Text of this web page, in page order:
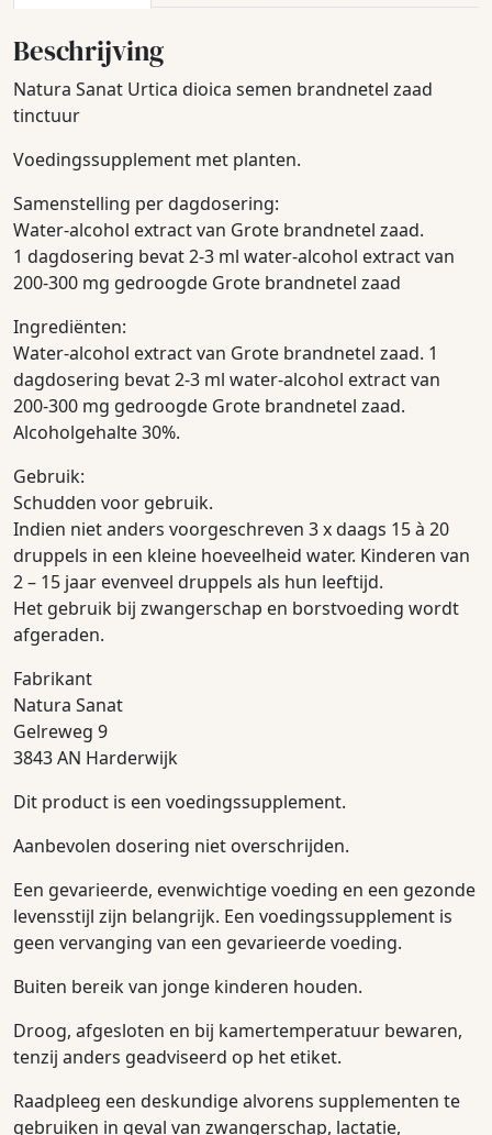
Beschrijving
Natura Sanat Urtica dioica semen brandnetel zaad
tinctuur
Voedingssupplement met planten.
Samenstelling per dagdosering:
Water-alcohol extract van Grote brandnetel zaad.
1 dagdosering bevat 2-3 ml water-alcohol extract van
200-300 mg gedroogde Grote brandnetel zaad
Ingrediënten:
Water-alcohol extract van Grote brandnetel zaad. 1
dagdosering bevat 2-3 ml water-alcohol extract van
200-300 mg gedroogde Grote brandnetel zaad.
Alcoholgehalte 30%.
Gebruik:
Schudden voor gebruik.
Indien niet anders voorgeschreven 3 x daags 15 à 20
druppels in een kleine hoeveelheid water. Kinderen van
2 – 15 jaar evenveel druppels als hun leeftijd.
Het gebruik bij zwangerschap en borstvoeding wordt
afgeraden.
Fabrikant
Natura Sanat
Gelreweg 9
3843 AN Harderwijk
Dit product is een voedingssupplement.
Aanbevolen dosering niet overschrijden.
Een gevarieerde, evenwichtige voeding en een gezonde
levensstijl zijn belangrijk. Een voedingssupplement is
geen vervanging van een gevarieerde voeding.
Buiten bereik van jonge kinderen houden.
Droog, afgesloten en bij kamertemperatuur bewaren,
tenzij anders geadviseerd op het etiket.
Raadpleeg een deskundige alvorens supplementen te
gebruiken in geval van zwangerschap, lactatie,